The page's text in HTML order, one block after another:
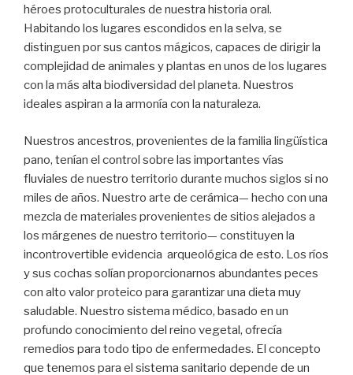
héroes protoculturales de nuestra historia oral.
Habitando los lugares escondidos en la selva, se
distinguen por sus cantos mágicos, capaces de dirigir la
complejidad de animales y plantas en unos de los lugares
con la más alta biodiversidad del planeta. Nuestros
ideales aspiran a la armonía con la naturaleza.
Nuestros ancestros, provenientes de la familia lingüística
pano, tenían el control sobre las importantes vías
fluviales de nuestro territorio durante muchos siglos si no
miles de años. Nuestro arte de cerámica— hecho con una
mezcla de materiales provenientes de sitios alejados a
los márgenes de nuestro territorio— constituyen la
incontrovertible evidencia arqueológica de esto. Los ríos
y sus cochas solían proporcionarnos abundantes peces
con alto valor proteico para garantizar una dieta muy
saludable. Nuestro sistema médico, basado en un
profundo conocimiento del reino vegetal, ofrecía
remedios para todo tipo de enfermedades. El concepto
que tenemos para el sistema sanitario depende de un